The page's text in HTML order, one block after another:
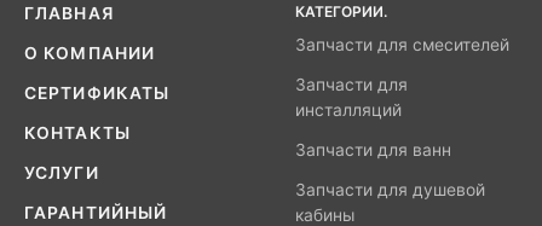
ГЛАВНАЯ
О КОМПАНИИ
СЕРТИФИКАТЫ
КОНТАКТЫ
УСЛУГИ
ГАРАНТИЙНЫЙ
КАТЕГОРИИ.
Запчасти для смесителей
Запчасти для
инсталляций
Запчасти для ванн
Запчасти для душевой
кабины